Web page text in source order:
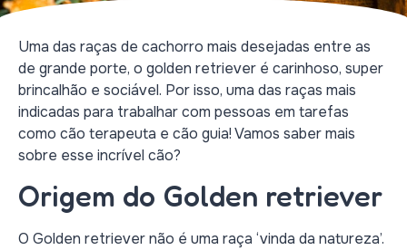
Uma das raças de cachorro mais desejadas entre as
de grande porte, o golden retriever é carinhoso, super
brincalhão e sociável. Por isso, uma das raças mais
indicadas para trabalhar com pessoas em tarefas
como cão terapeuta e cão guia! Vamos saber mais
sobre esse incrível cão?
Origem do Golden retriever
O Golden retriever não é uma raça ‘vinda da natureza’.